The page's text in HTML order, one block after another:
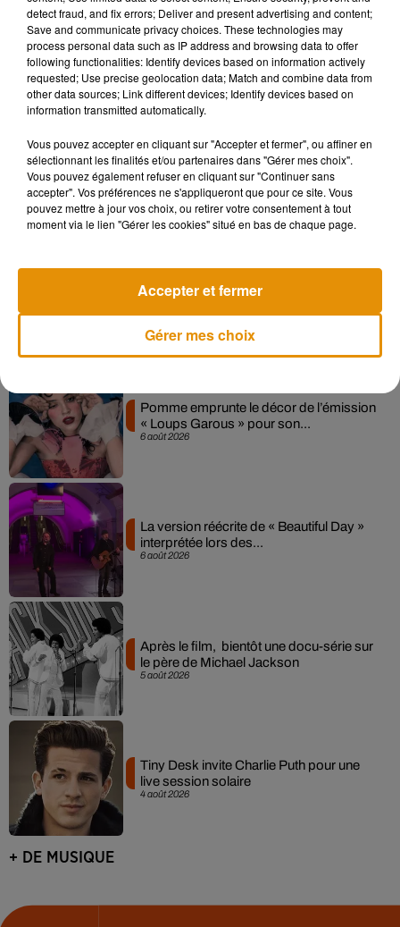
jumeaux auDailyMail.
Musique
7 août 2026
Madonna sort enfin le remix de « Love
Sensation » avec Kylie Minogue
7 août 2026
Angèle et Amélie Lens dévoilent leur
6 août 2026
Pomme emprunte le décor de l’émission
« Loups Garous » pour son...
6 août 2026
La version réécrite de « Beautiful Day »
interprétée lors des...
5 août 2026
Après le film, bientôt une docu-série sur
le père de Michael Jackson
4 août 2026
Tiny Desk invite Charlie Puth pour une
live session solaire
+ DE MUSIQUE
detect fraud, and fix errors; Deliver and present advertising and content;
Save and communicate privacy choices. These technologies may
process personal data such as IP address and browsing data to offer
following functionalities: Identify devices based on information actively
requested; Use precise geolocation data; Match and combine data from
other data sources; Link different devices; Identify devices based on
information transmitted automatically.
Vous pouvez accepter en cliquant sur "Accepter et fermer", ou affiner en
sélectionnant les finalités et/ou partenaires dans "Gérer mes choix".
Vous pouvez également refuser en cliquant sur "Continuer sans
accepter". Vos préférences ne s'appliqueront que pour ce site. Vous
pouvez mettre à jour vos choix, ou retirer votre consentement à tout
moment via le lien "Gérer les cookies" situé en bas de chaque page.
Gérer mes choix
Accepter et fermer